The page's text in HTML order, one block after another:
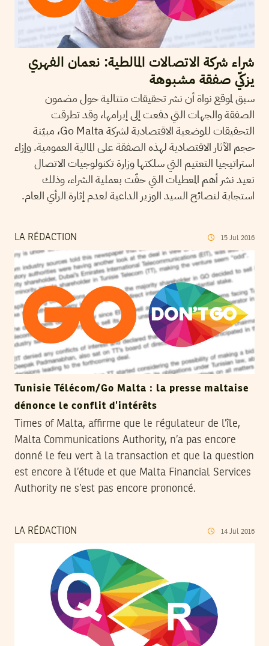
شراء شركة الاتصالات المالطية: نعمان الفهري
يزكّي صفقة مشبوهة
سبق لموقع نواة أن نشر تحقيقات متتالية حول مضمون
الصفقة والجهات التي دفعت إلى إبرامها، وقد تطرقت
التحقيقات للوضعية الاقتصادية لشركة Go Malta، مبيّنة
حجم الآثار الاقتصادية لهذه الصفقة على المالية العمومية. وإزاء
استراتيجيا التعتيم التي سلكتها وزارة تكنولوجيات الاتصال
نعيد نشر أهم المعطيات التي حفّت بعملية الشراء، وذلك
استجابة لنصائح السيد الوزير الداعية لعدم إثارة الرأي العام.
LA RÉDACTION 15 Jul 2016
Tunisie Télécom/Go Malta : la presse maltaise
dénonce le conflit d’intérêts
Times of Malta, affirme que le régulateur de l’île,
Malta Communications Authority, n’a pas encore
donné le feu vert à la transaction et que la question
est encore à l’étude et que Malta Financial Services
Authority ne s’est pas encore prononcé.
LA RÉDACTION 14 Jul 2016